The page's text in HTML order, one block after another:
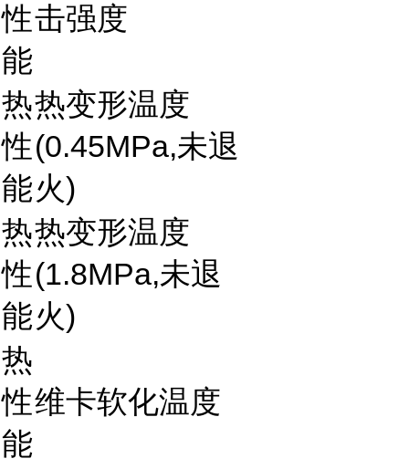
性
能
击强度
热
性
能
热变形温度
(0.45MPa,未退
火)
热
性
能
热变形温度
(1.8MPa,未退
火)
热
性
能
维卡软化温度